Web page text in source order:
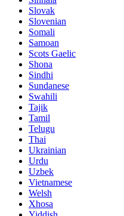
Slovak
Slovenian
Somali
Samoan
Scots Gaelic
Shona
Sindhi
Sundanese
Swahili
Tajik
Tamil
Telugu
Thai
Ukrainian
Urdu
Uzbek
Vietnamese
Welsh
Xhosa